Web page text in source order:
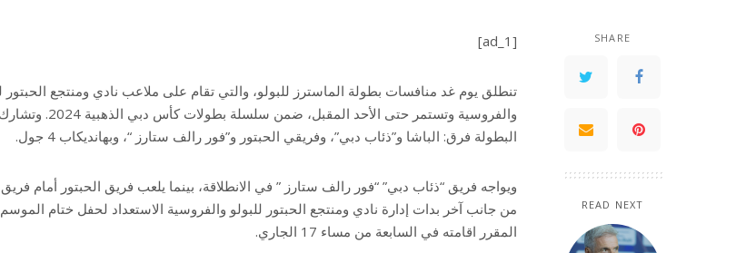
SHARE
READ NEXT
[ad_1]
تنطلق يوم غد منافسات بطولة الماسترز للبولو، والتي تقام على ملاعب نادي ومنتجع الحبتور
والفروسية وتستمر حتى الأحد المقبل، ضمن سلسلة بطولات
البطولة فرق: الباشا و”ذئاب دبي”، وفريقي الحبتور و”فور رالف ستارز “، وبهانديكاب 4 جول.
ويواجه فريق “ذئاب دبي” “فور رالف ستارز ” في الانطلاقة، بينما يلعب فريق الحبتور أمام فريق
من جانب آخر بدات إدارة نادي ومنتجع الحبتور للبولو والفروسية الاستعداد لحفل ختام الموسم
المقرر اقامته في السابعة من مساء 17 الجاري.